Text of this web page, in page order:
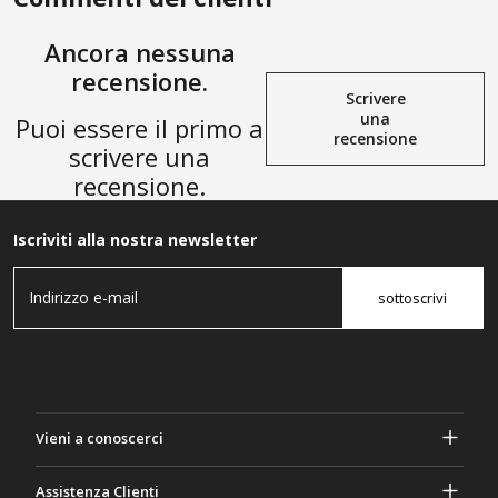
Ancora nessuna
recensione.
Puoi essere il primo a
scrivere una
recensione.
Scrivere
una
recensione
Iscriviti alla nostra newsletter
sottoscrivi
Vieni a conoscerci
Assistenza Clienti